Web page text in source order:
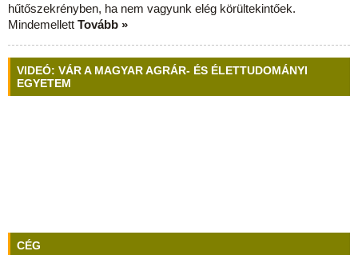
hűtőszekrényben, ha nem vagyunk elég körültekintőek.
Mindemellett Tovább »
VIDEÓ: VÁR A MAGYAR AGRÁR- ÉS ÉLETTUDOMÁNYI
EGYETEM
CÉG